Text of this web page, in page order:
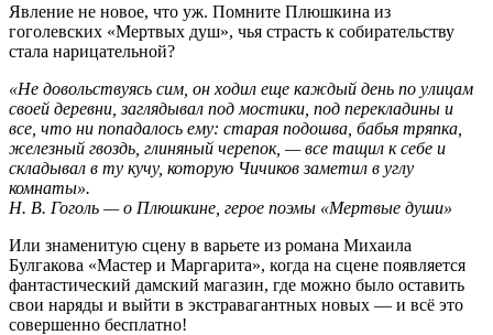
Явление не новое, что уж. Помните Плюшкина из
гоголевских «Мертвых душ», чья страсть к собирательству
стала нарицательной?
«Не довольствуясь сим, он ходил еще каждый день по улицам
своей деревни, заглядывал под мостики, под перекладины и
все, что ни попадалось ему: старая подошва, бабья тряпка,
железный гвоздь, глиняный черепок, — все тащил к себе и
складывал в ту кучу, которую Чичиков заметил в углу
комнаты».
Н. В. Гоголь — о Плюшкине, герое поэмы «Мертвые души»
Или знаменитую сцену в варьете из романа Михаила
Булгакова «Мастер и Маргарита», когда на сцене появляется
фантастический дамский магазин, где можно было оставить
свои наряды и выйти в экстравагантных новых — и всё это
совершенно бесплатно!